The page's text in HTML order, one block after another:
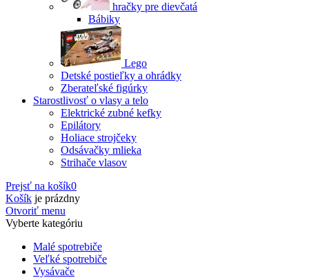
hračky pre dievčatá
Bábiky
Lego
Detské postieľky a ohrádky
Zberateľské figúrky
Starostlivosť o vlasy a telo
Elektrické zubné kefky
Epilátory
Holiace strojčeky
Odsávačky mlieka
Strihače vlasov
Prejsť na košík0
Košík je prázdny
Otvoriť menu
Vyberte kategóriu
Malé spotrebiče
Veľké spotrebiče
Vysávače